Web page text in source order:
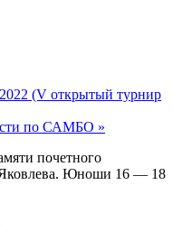
(V открытый турнир
по САМБО »
почетного
Юноши 16 — 18